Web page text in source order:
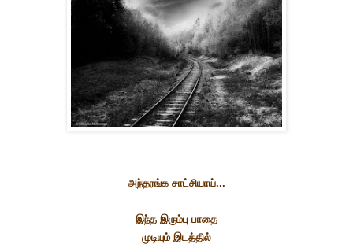
அந்தரங்க சாட்சியாய்...
இந்த இரும்பு பாதை
முடியும் இடத்தில்